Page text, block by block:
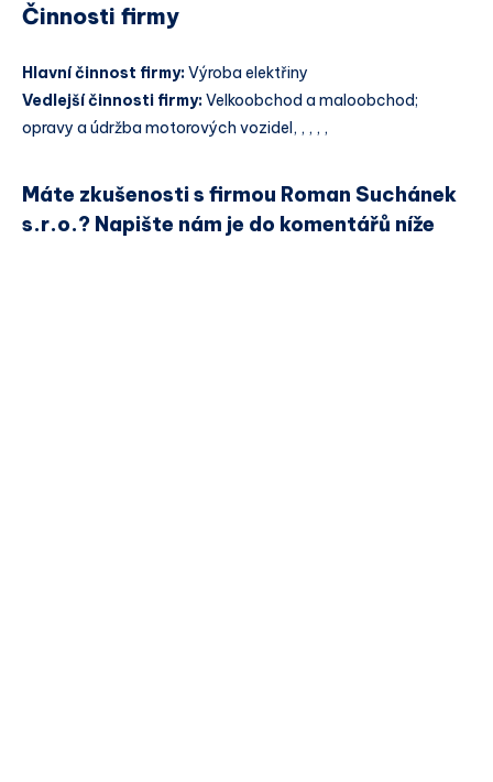
Činnosti firmy
Hlavní činnost firmy:Výroba elektřiny
Vedlejší činnosti firmy:Velkoobchod a maloobchod;
opravy a údržba motorových vozidel, , , , ,
Máte zkušenosti s firmou Roman Suchánek
s.r.o.? Napište nám je do komentářů níže